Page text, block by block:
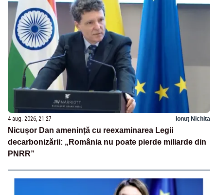
4 aug. 2026, 21:27 Ionuț Nichita
Nicușor Dan amenință cu reexaminarea Legii
decarbonizării: „România nu poate pierde miliarde din
PNRR”